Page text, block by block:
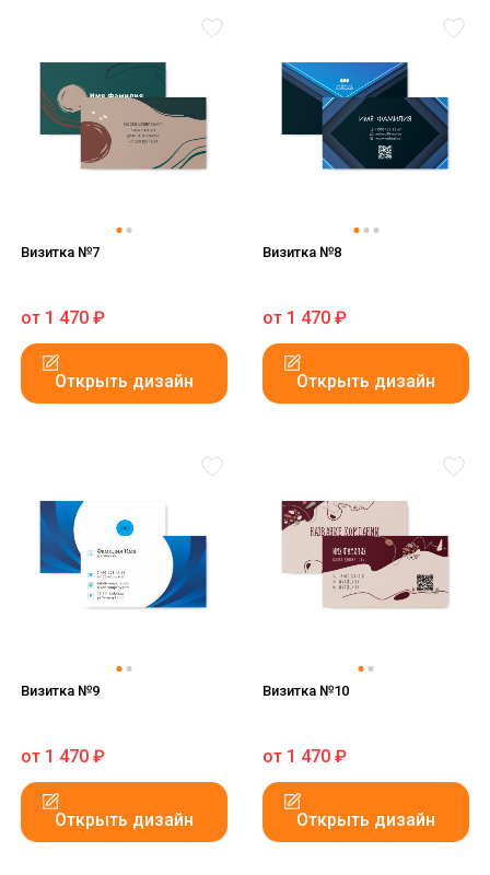
Визитка №7
от 1 470 ₽
Открыть дизайн
Визитка №8
от 1 470 ₽
Открыть дизайн
Визитка №9
от 1 470 ₽
Открыть дизайн
Визитка №10
от 1 470 ₽
Открыть дизайн